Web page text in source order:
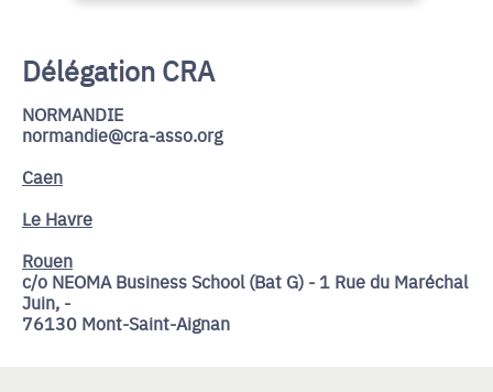
Délégation CRA
NORMANDIE
normandie@cra-asso.org
Caen
Le Havre
Rouen
c/o NEOMA Business School (Bat G) - 1 Rue du Maréchal
Juin, -
76130 Mont-Saint-Aignan